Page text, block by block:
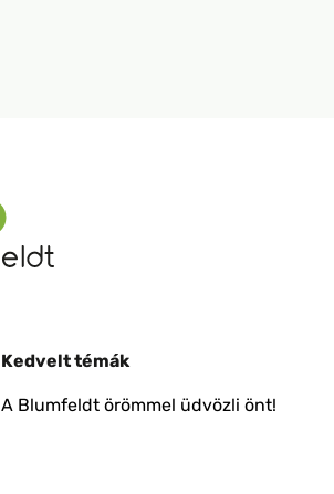
Kedvelt témák
A Blumfeldt örömmel üdvözli önt!